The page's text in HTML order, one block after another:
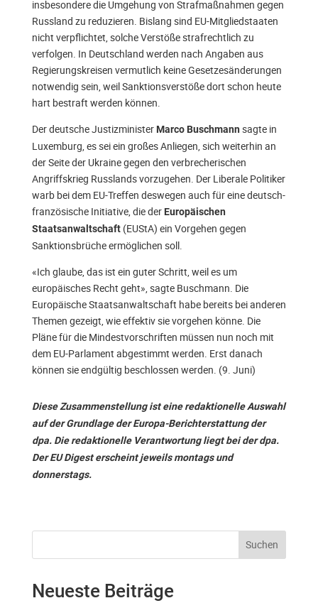
insbesondere die Umgehung von Strafmaßnahmen gegen
Russland zu reduzieren. Bislang sind EU-Mitgliedstaaten
nicht verpflichtet, solche Verstöße strafrechtlich zu
verfolgen. In Deutschland werden nach Angaben aus
Regierungskreisen vermutlich keine Gesetzesänderungen
notwendig sein, weil Sanktionsverstöße dort schon heute
hart bestraft werden können.
Der deutsche Justizminister Marco Buschmann sagte in
Luxemburg, es sei ein großes Anliegen, sich weiterhin an
der Seite der Ukraine gegen den verbrecherischen
Angriffskrieg Russlands vorzugehen. Der Liberale Politiker
warb bei dem EU-Treffen deswegen auch für eine deutsch-
französische Initiative, die der Europäischen
Staatsanwaltschaft (EUStA) ein Vorgehen gegen
Sanktionsbrüche ermöglichen soll.
«Ich glaube, das ist ein guter Schritt, weil es um
europäisches Recht geht», sagte Buschmann. Die
Europäische Staatsanwaltschaft habe bereits bei anderen
Themen gezeigt, wie effektiv sie vorgehen könne. Die
Pläne für die Mindestvorschriften müssen nun noch mit
dem EU-Parlament abgestimmt werden. Erst danach
können sie endgültig beschlossen werden. (9. Juni)
Diese Zusammenstellung ist eine redaktionelle Auswahl
auf der Grundlage der Europa-Berichterstattung der
dpa. Die redaktionelle Verantwortung liegt bei der dpa.
Der EU Digest erscheint jeweils montags und
donnerstags.
Suchen
Neueste Beiträge